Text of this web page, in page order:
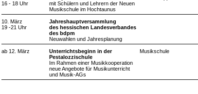
16 - 18 Uhr
mit Schülern und Lehrern der Neuen
Musikschule im Hochtaunus
10. März
19 -21 Uhr
Jahreshauptversammlung
des hessischen Landesverbandes
des bdpm
Neuwahlen und Jahresplanung
ab 12. März
Unterrichtsbeginn in der
Pestalozzischule
Im Rahmen einer Musikkooperation
neue Angebote für Musikunterricht
und Musik-AGs
Musikschule